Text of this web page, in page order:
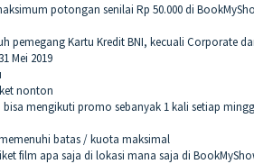
potongan senilai Rp 50.000 di
pemegang Kartu Kredit BNI, kecuali Corporate
Mei 2019
nonton
bisa mengikuti promo sebanyak 1 kali setiap
batas / kuota maksimal
film apa saja di lokasi mana saja di